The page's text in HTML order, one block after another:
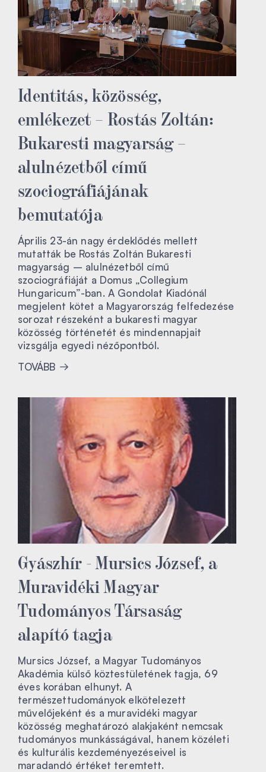
Identitás, közösség,
emlékezet – Rostás Zoltán:
Bukaresti magyarság –
alulnézetből című
szociográfiájának
bemutatója
Április 23-án nagy érdeklődés mellett
mutatták be Rostás Zoltán Bukaresti
magyarság – alulnézetből című
szociográfiáját a Domus „Collegium
Hungaricum”-ban. A Gondolat Kiadónál
megjelent kötet a Magyarország felfedezése
sorozat részeként a bukaresti magyar
közösség történetét és mindennapjait
vizsgálja egyedi nézőpontból.
TOVÁBB
Gyászhír - Mursics József, a
Muravidéki Magyar
Tudományos Társaság
alapító tagja
Mursics József, a Magyar Tudományos
Akadémia külső köztestületének tagja, 69
éves korában elhunyt. A
természettudományok elkötelezett
művelőjeként és a muravidéki magyar
közösség meghatározó alakjaként nemcsak
tudományos munkásságával, hanem közéleti
és kulturális kezdeményezéseivel is
maradandó értéket teremtett.